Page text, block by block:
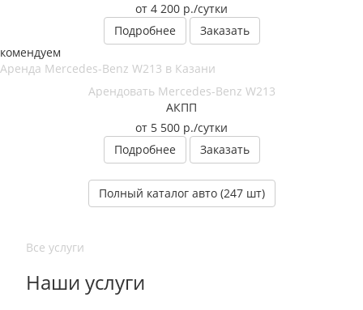
от 4 200 р./сутки
Подробнее
Заказать
Арендовать Mercedes-Benz W213
АКПП
от 5 500 р./сутки
Подробнее
Заказать
Полный каталог авто (247 шт)
Все услуги
Наши услуги